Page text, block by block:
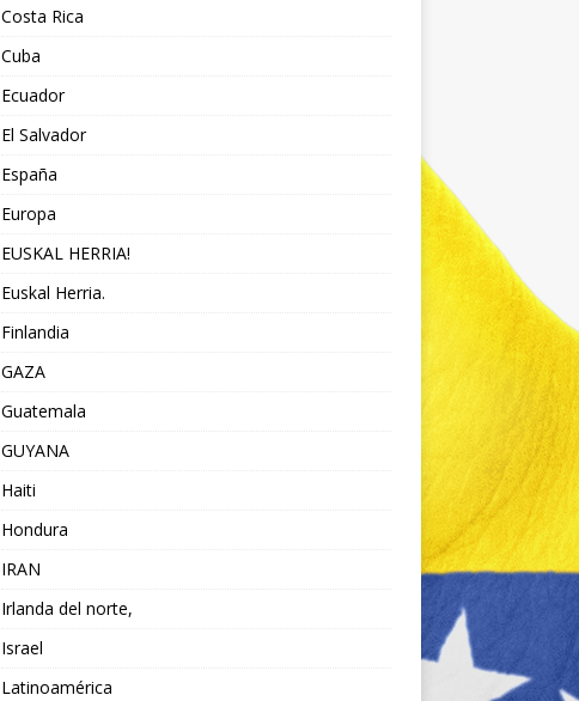
Costa Rica
Cuba
Ecuador
El Salvador
España
Europa
EUSKAL HERRIA!
Euskal Herria.
Finlandia
GAZA
Guatemala
GUYANA
Haiti
Hondura
IRAN
Irlanda del norte,
Israel
Latinoamérica